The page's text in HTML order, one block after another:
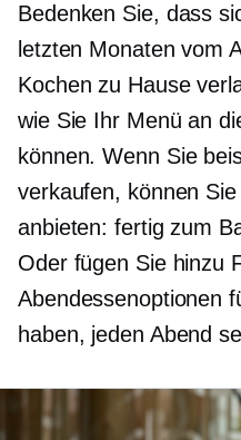
Bedenken Sie, dass
letzten Monaten vom
Kochen zu Hause
wie Sie Ihr Menü an
können. Wenn Sie
verkaufen, können
anbieten:fertig zum
Oder fügen Sie hinzu
Abendessenoptionen
haben, jeden Abend